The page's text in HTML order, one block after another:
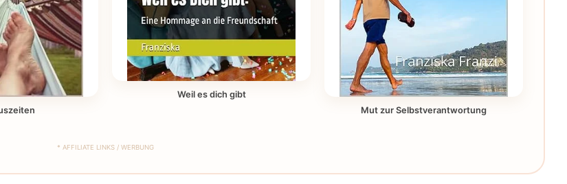
Weil es dich gibt
Mut zur Selbstverantwortung
* AFFILIATE LINKS / WERBUNG